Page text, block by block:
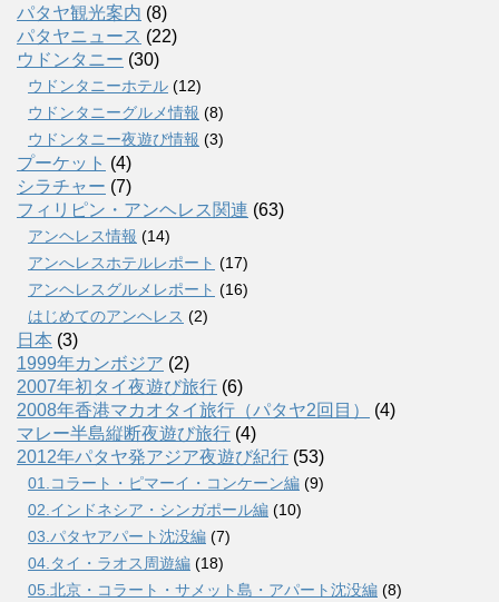
パタヤ観光案内 (8)
パタヤニュース (22)
ウドンタニー (30)
ウドンタニーホテル (12)
ウドンタニーグルメ情報 (8)
ウドンタニー夜遊び情報 (3)
プーケット (4)
シラチャー (7)
フィリピン・アンヘレス関連 (63)
アンヘレス情報 (14)
アンへレスホテルレポート (17)
アンヘレスグルメレポート (16)
はじめてのアンヘレス (2)
日本 (3)
1999年カンボジア (2)
2007年初タイ夜遊び旅行 (6)
2008年香港マカオタイ旅行（パタヤ2回目）
(4)
マレー半島縦断夜遊び旅行 (4)
2012年パタヤ発アジア夜遊び紀行 (53)
01.コラート・ピマーイ・コンケーン編 (9)
02.インドネシア・シンガポール編 (10)
03.パタヤアパート沈没編 (7)
04.タイ・ラオス周遊編 (18)
05.北京・コラート・サメット島・アパート沈没編 (8)